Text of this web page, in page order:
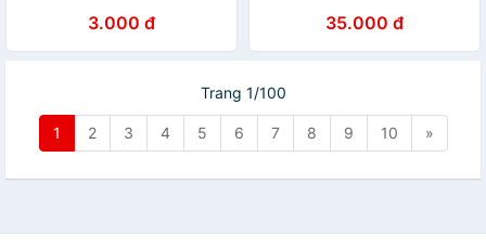
3.000 đ 35.000 đ
Trang 1/100
1 2 3 4 5 6 7 8 9 10 »